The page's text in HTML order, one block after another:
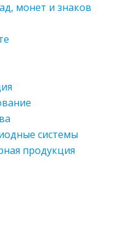
монет и знаков
системы
продукция